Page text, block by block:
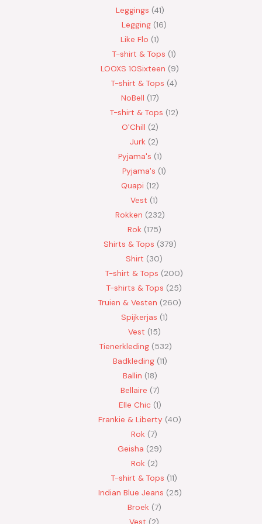
Leggings 41
Legging 16
Like Flo 1
T-shirt & Tops 1
LOOXS 10Sixteen
9
T-shirt & Tops 4
NoBell 17
T-shirt & Tops 12
O'Chill 2
Jurk
2
Pyjama's 1
Pyjama's 1
Quapi 12
Vest 1
Rokken 232
Rok 175
Shirts & Tops 379
Shirt
30
T-shirt & Tops
200
T-shirts & Tops
25
Truien & Vesten
260
Spijkerjas 1
Vest 15
Tienerkleding 532
Badkleding 11
Ballin 18
Bellaire 7
Elle Chic 1
Frankie & Liberty 40
Rok 7
Geisha
29
Rok 2
T-shirt & Tops 11
Indian Blue Jeans 25
Broek 7
Vest
2